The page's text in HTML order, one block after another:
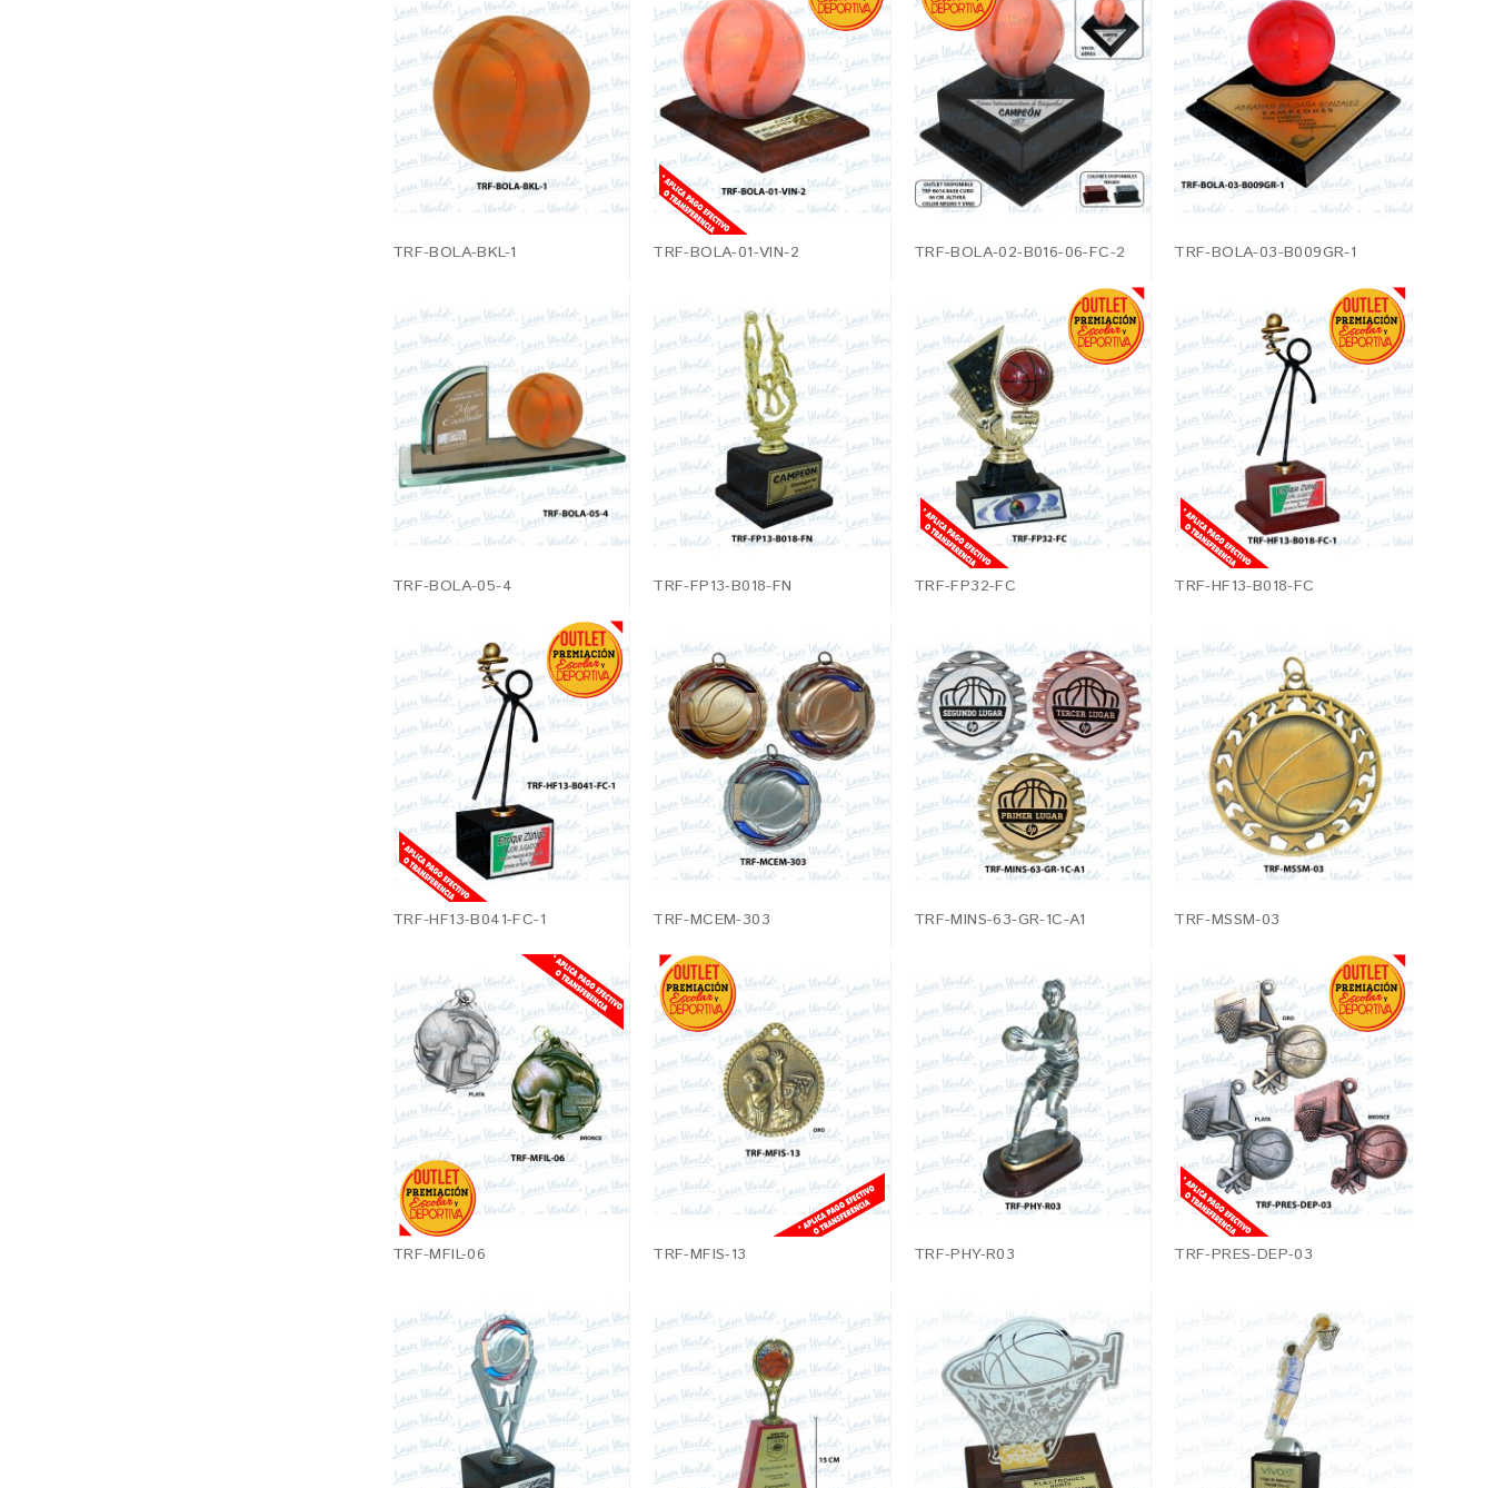
TRF-BOLA-BKL-1 TRF-BOLA-01-VIN-2 TRF-BOLA-02-B016-06-FC-2 TRF-BOLA-03-B009GR-1
TRF-BOLA-05-4 TRF-FP13-B018-FN TRF-FP32-FC TRF-HF13-B018-FC
TRF-HF13-B041-FC-1 TRF-MCEM-303 TRF-MINS-63-GR-1C-A1 TRF-MSSM-03
TRF-MFIL-06 TRF-MFIS-13 TRF-PHY-R03 TRF-PRES-DEP-03